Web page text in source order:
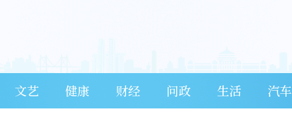
文艺 健康 财经 问政 生活 汽车